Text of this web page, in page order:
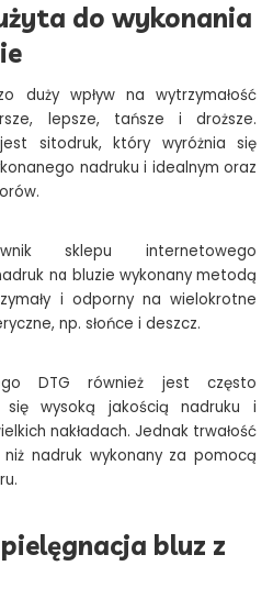
do wykonania
duży wpływ na wytrzymałość
lepsze, tańsze i droższe.
sitodruk, który wyróżnia się
nadruku i idealnym oraz
sklepu internetowego
na bluzie wykonany metodą
i odporny na wielokrotne
np. słońce i deszcz.
DTG również jest często
się wysoką jakością nadruku i
nakładach. Jednak trwałość
nadruk wykonany za pomocą
bluz z